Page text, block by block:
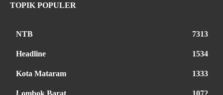
TOPIK POPULER
NTB 7313
Headline 1534
Kota Mataram 1333
Lombok Barat 1072